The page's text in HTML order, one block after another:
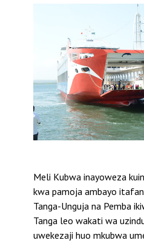
Meli Kubwa inayoweza
kwa pamoja ambayo
Tanga-Unguja na Pemba
Tanga leo wakati wa
uwekezaji huo mkubwa